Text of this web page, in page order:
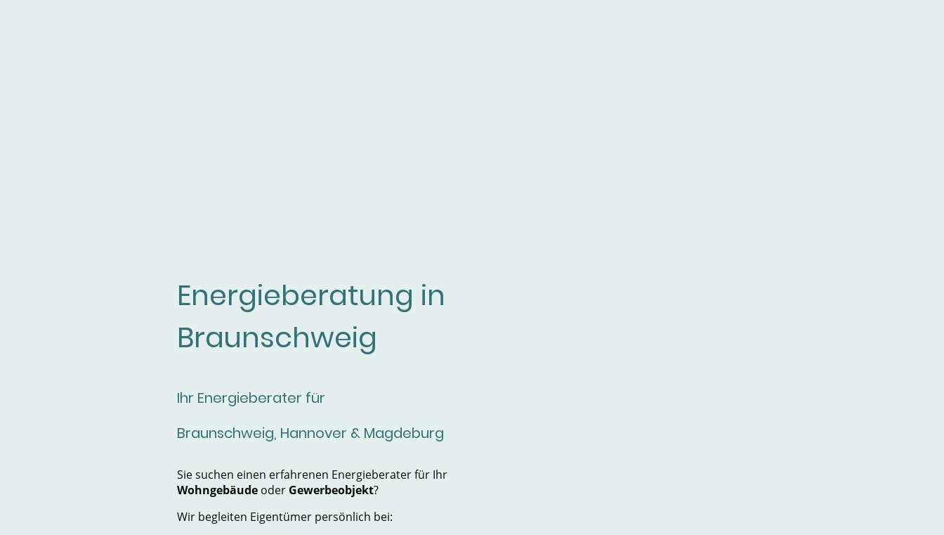
Energieberatung in
Braunschweig
Ihr Energieberater für
Braunschweig, Hannover & Magdeburg
Sie suchen einen erfahrenen Energieberater für Ihr
Wohngebäude oder Gewerbeobjekt?
Wir begleiten Eigentümer persönlich bei: